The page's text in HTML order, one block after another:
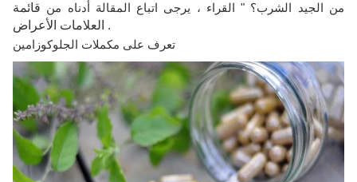
من الجيد الشرب؟ " القراء ، يرجى اتباع المقالة أدناه من قائمة
العلامات الأعراض .
تعرف على مكملات الجلوكوزامين